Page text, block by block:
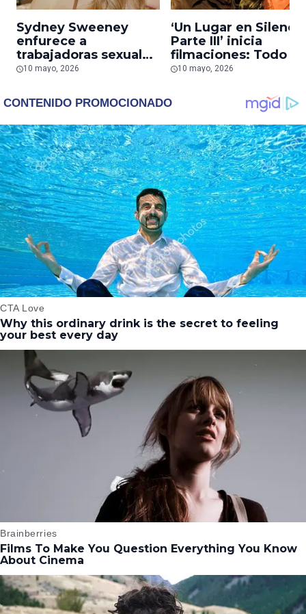
Sydney Sweeney
enfurece a
trabajadoras sexuales
de OnlyFans por
en ‘Euphoria’
10 mayo, 2026
‘Un Lugar en
Parte III’ inicia
filmaciones: Todo lo
que sabemos sobre
Murphy y Emily
10 mayo, 2026